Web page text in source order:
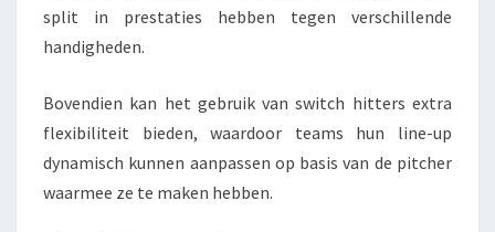
split in prestaties hebben tegen verschillende
handigheden.
Bovendien kan het gebruik van switch hitters extra
flexibiliteit bieden, waardoor teams hun line-up
dynamisch kunnen aanpassen op basis van de pitcher
waarmee ze te maken hebben.